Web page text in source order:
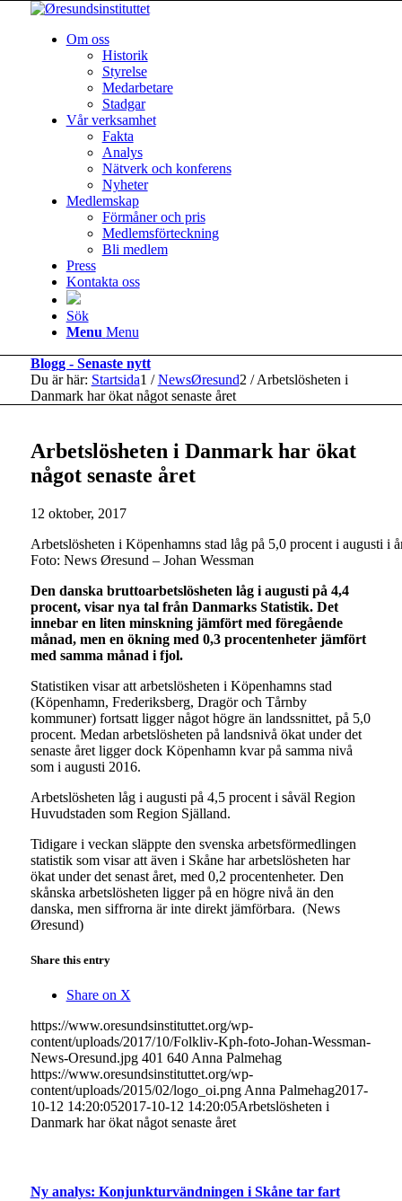
Om oss
Historik
Styrelse
Medarbetare
Stadgar
Vår verksamhet
Fakta
Analys
Nätverk och konferens
Nyheter
Medlemskap
Förmåner och pris
Medlemsförteckning
Bli medlem
Press
Kontakta oss
Sök
Menu Menu
Blogg - Senaste nytt
Du är här: Startsida1 / NewsØresund2 / Arbetslösheten i
Danmark har ökat något senaste året
Arbetslösheten i Danmark har ökat
något senaste året
12 oktober, 2017
Arbetslösheten i Köpenhamns stad låg på 5,0 procent i augusti i
Foto: News Øresund – Johan Wessman
Den danska bruttoarbetslösheten låg i augusti på 4,4
procent, visar nya tal från Danmarks Statistik. Det
innebar en liten minskning jämfört med föregående
månad, men en ökning med 0,3 procentenheter jämfört
med samma månad i fjol.
Statistiken visar att arbetslösheten i Köpenhamns stad
(Köpenhamn, Frederiksberg, Dragör och Tårnby
kommuner) fortsatt ligger något högre än landssnittet, på 5,0
procent. Medan arbetslösheten på landsnivå ökat under det
senaste året ligger dock Köpenhamn kvar på samma nivå
som i augusti 2016.
Arbetslösheten låg i augusti på 4,5 procent i såväl Region
Huvudstaden som Region Själland.
Tidigare i veckan släppte den svenska arbetsförmedlingen
statistik som visar att även i Skåne har arbetslösheten har
ökat under det senast året, med 0,2 procentenheter. Den
skånska arbetslösheten ligger på en högre nivå än den
danska, men siffrorna är inte direkt jämförbara. (News
Øresund)
Share this entry
Share on X
https://www.oresundsinstituttet.org/wp-
content/uploads/2017/10/Folkliv-Kph-foto-Johan-Wessman-
News-Oresund.jpg 401 640 Anna Palmehag
https://www.oresundsinstituttet.org/wp-
content/uploads/2015/02/logo_oi.png Anna Palmehag2017-
10-12 14:20:052017-10-12 14:20:05Arbetslösheten i
Danmark har ökat något senaste året
Ny analys: Konjunkturvändningen i Skåne tar fart